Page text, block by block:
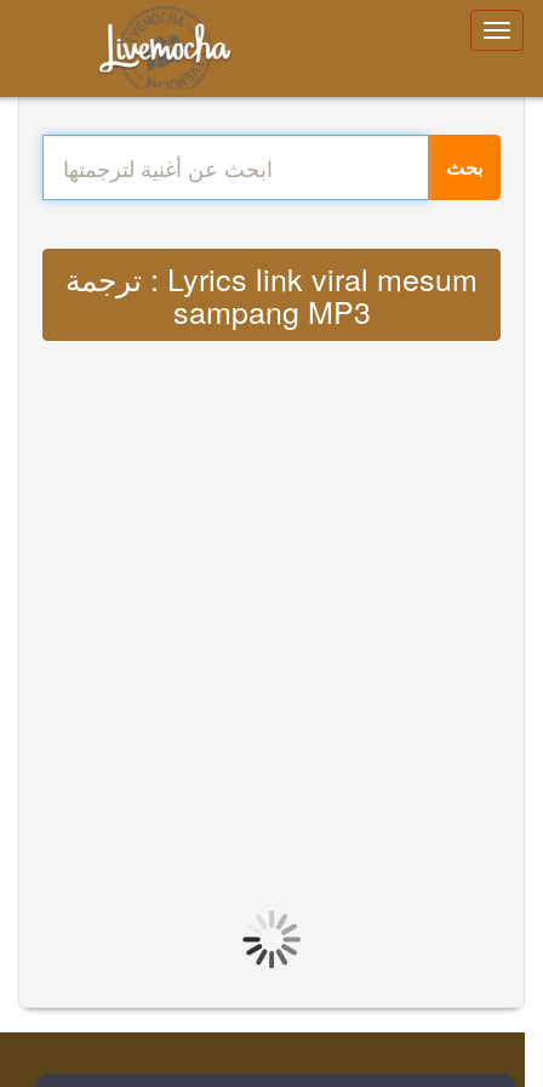
بحث
ترجمة : Lyrics link viral mesum
sampang MP3